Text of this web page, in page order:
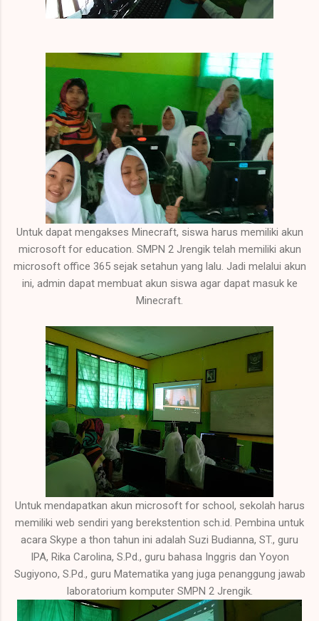
Untuk dapat mengakses Minecraft, siswa harus memiliki akun
microsoft for education. SMPN 2 Jrengik telah memiliki akun
microsoft office 365 sejak setahun yang lalu. Jadi melalui akun
ini, admin dapat membuat akun siswa agar dapat masuk ke
Minecraft.
Untuk mendapatkan akun microsoft for school, sekolah harus
memiliki web sendiri yang berekstention sch.id. Pembina untuk
acara Skype a thon tahun ini adalah Suzi Budianna, ST., guru
IPA, Rika Carolina, S.Pd., guru bahasa Inggris dan Yoyon
Sugiyono, S.Pd., guru Matematika yang juga penanggung jawab
laboratorium komputer SMPN 2 Jrengik.